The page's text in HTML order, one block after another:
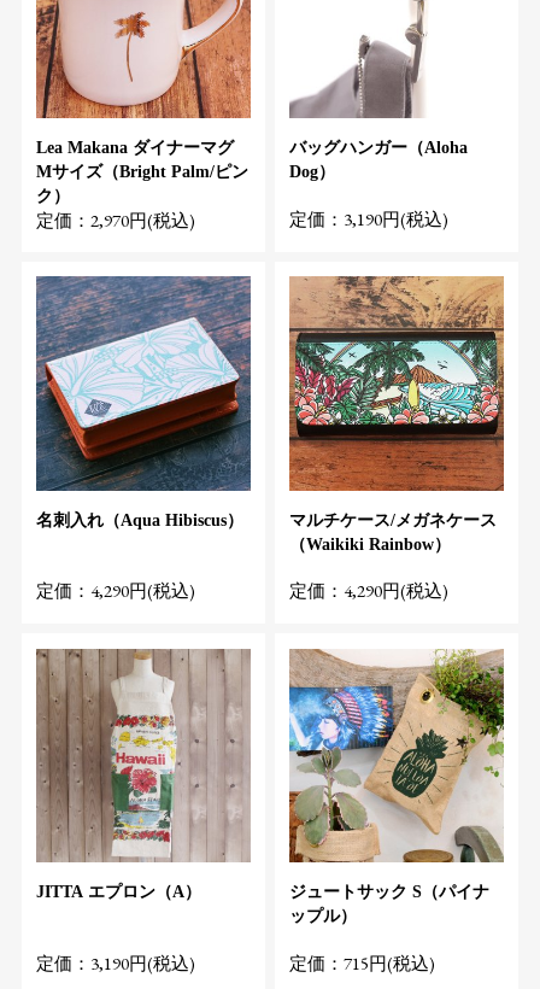
Lea Makana ダイナーマグ
Mサイズ（Bright Palm/ピン
ク）
定価：2,970円(税込)
バッグハンガー（Aloha
Dog）
定価：3,190円(税込)
名刺入れ（Aqua Hibiscus）
定価：4,290円(税込)
マルチケース/メガネケース
（Waikiki Rainbow）
定価：4,290円(税込)
JITTA エプロン（A）
定価：3,190円(税込)
ジュートサック S（パイナ
ップル）
定価：715円(税込)